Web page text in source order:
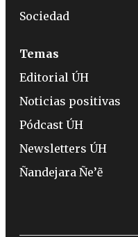
Sociedad
Temas
Editorial ÚH
Noticias positivas
Pódcast ÚH
Newsletters ÚH
Ñandejara Ñe’ẽ